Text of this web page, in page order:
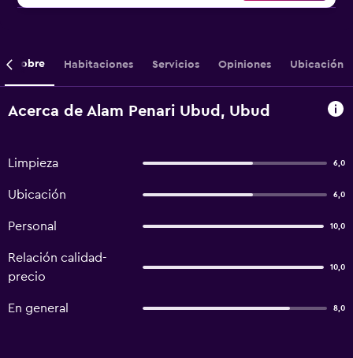
Sobre Habitaciones Servicios Opiniones Ubicación
Acerca de Alam Penari Ubud, Ubud
Limpieza 6,0
Ubicación 6,0
Personal 10,0
Relación calidad-
precio
10,0
En general 8,0